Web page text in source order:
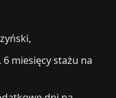
miesięcy stażu na